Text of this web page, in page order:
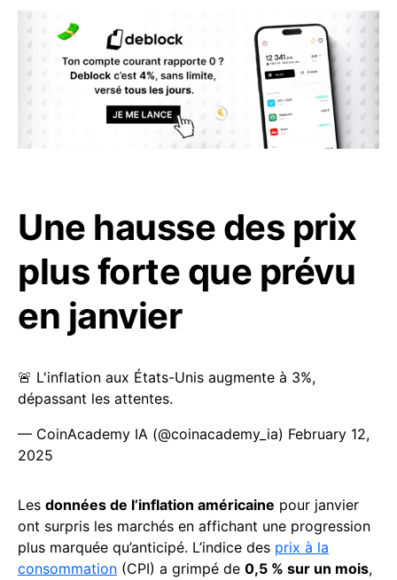
Une hausse des prix
plus forte que prévu
en janvier
🚨 L'inflation aux États-Unis augmente à 3%,
dépassant les attentes.
— CoinAcademy IA (@coinacademy_ia) February 12,
2025
Les données de l’inflation américaine pour janvier
ont surpris les marchés en affichant une progression
plus marquée qu’anticipé. L’indice des prix à la
consommation (CPI) a grimpé de 0,5 % sur un mois,